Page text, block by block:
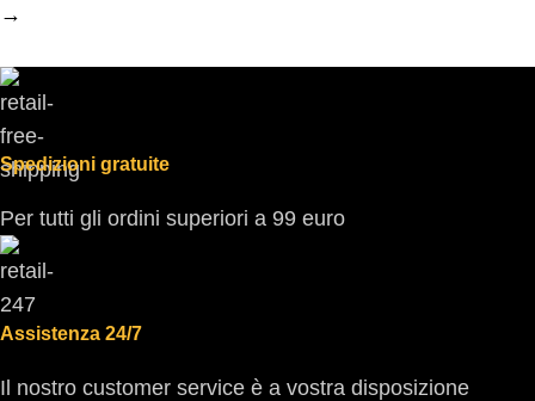
→
Spedizioni gratuite
Per tutti gli ordini superiori a 99 euro
Assistenza 24/7
Il nostro customer service è a vostra disposizione